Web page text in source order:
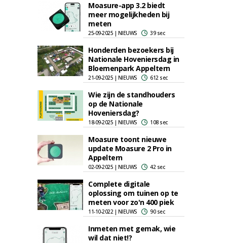
Moasure-app 3.2 biedt
meer mogelijkheden bij
meten
25-09-2025 | NIEUWS 39 sec
Honderden bezoekers bij
Nationale Hoveniersdag in
Bloemenpark Appeltern
21-09-2025 | NIEUWS 612 sec
Wie zijn de standhouders
op de Nationale
Hoveniersdag?
18-09-2025 | NIEUWS 108 sec
Moasure toont nieuwe
update Moasure 2 Pro in
Appeltern
02-09-2025 | NIEUWS 42 sec
Complete digitale
oplossing om tuinen op te
meten voor zo'n 400 piek
11-10-2022 | NIEUWS 90 sec
Inmeten met gemak, wie
wil dat niet!?